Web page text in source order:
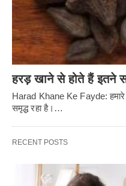
हरड़ खाने से होते हैं इतने
Harad Khane Ke Fayde: हमारे
समृद्ध रहा है।…
RECENT POSTS